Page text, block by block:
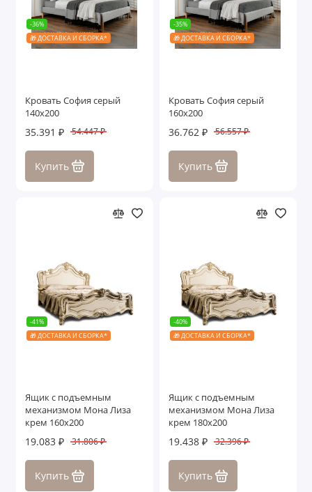
-36%
🎁 ДОСТАВКА И СБОРКА*
Кровать София серый
140х200
35.391 ₽ 54.447 ₽
Купить
-35%
🎁 ДОСТАВКА И СБОРКА*
Кровать София серый
160х200
36.762 ₽ 56.557 ₽
Купить
-41%
🎁 ДОСТАВКА И СБОРКА*
Ящик с подъемным
механизмом Мона Лиза
крем 160х200
19.083 ₽ 31.806 ₽
Купить
-40%
🎁 ДОСТАВКА И СБОРКА*
Ящик с подъемным
механизмом Мона Лиза
крем 180х200
19.438 ₽ 32.396 ₽
Купить